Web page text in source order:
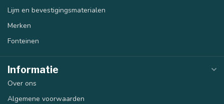
Lijm en bevestigingsmaterialen
Merken
Fonteinen
Informatie
Over ons
Algemene voorwaarden